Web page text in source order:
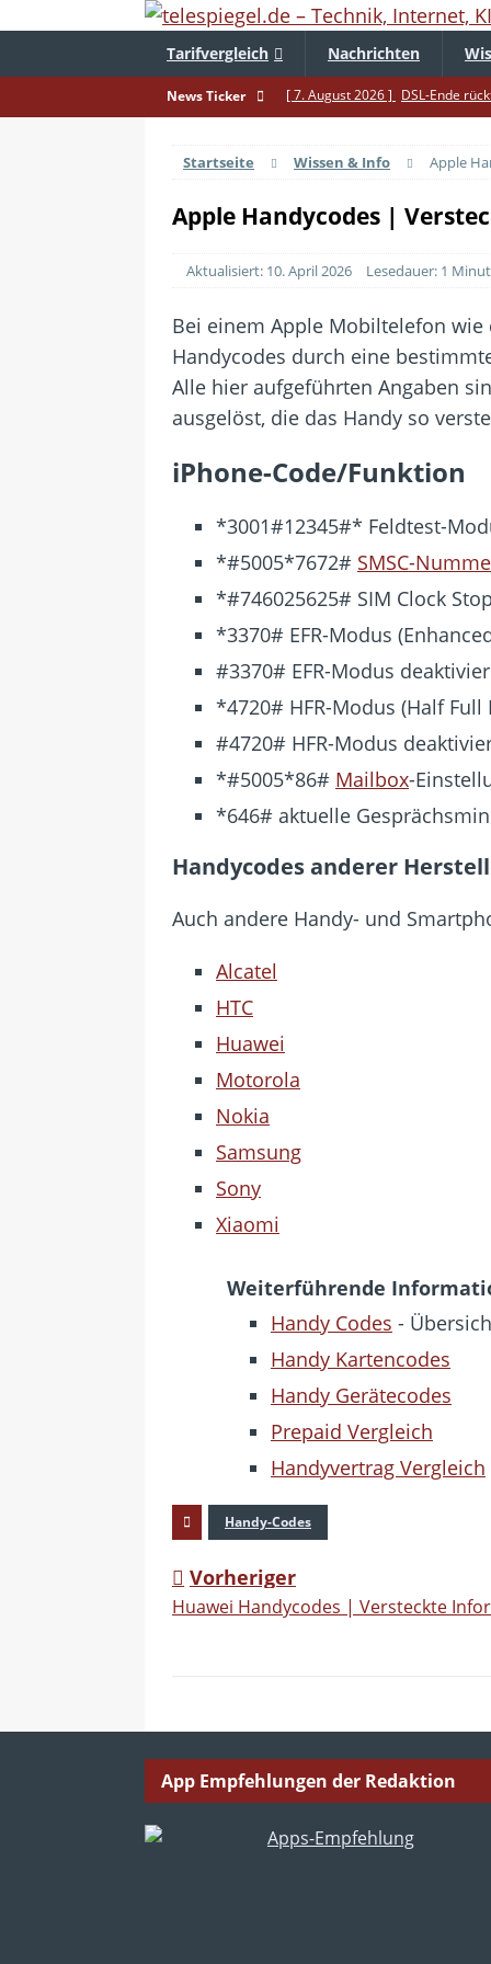
Tarifvergleich Nachrichten
News Ticker [ 7. August 2026 ] DSL-Ende
[ 4. August 2026 ]
Smartphone-
[ 3. August 2026 ] 1&1
[ 29. Juli 2026 ] Achtung: Polizei
[ 28. Juli 2026 ] Im Urlaub
[ 24. Juli 2026 ] Samsung Galaxy
[ 22. Juli 2026 ]
WhatsApp
[ 21. Juli 2026 ] Wichtiges BGH-
Startseite Wissen & Info Apple
Apple Handycodes |
Aktualisiert: 10. April 2026 Lesedauer: 1
Bei einem Apple Mobiltelefon wie
Handycodes durch eine
Alle hier aufgeführten Angaben
ausgelöst, die das Handy so
iPhone-Code/Funktion
*3001#12345#* Feldtest-
*#5005*7672# SMSC-
*#746025625# SIM Clock
*3370# EFR-Modus
#3370# EFR-Modus
*4720# HFR-Modus (Half
#4720# HFR-Modus
*#5005*86# Mailbox-
*646# aktuelle
Handycodes anderer
Auch andere Handy- und
Alcatel
HTC
Huawei
Motorola
Nokia
Samsung
Sony
Xiaomi
Weiterführende
Handy Codes -
Handy Kartencodes
Handy Gerätecodes
Prepaid Vergleich
Handyvertrag Vergleich
Handy-Codes
Vorheriger
Huawei Handycodes | Versteckte
App Empfehlungen der Redaktion